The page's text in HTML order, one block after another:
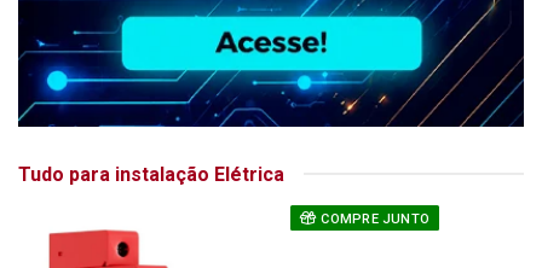
Tudo para instalação Elétrica
COMPRE JUNTO